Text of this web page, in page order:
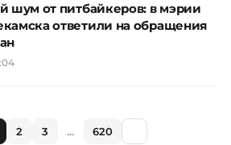
шум от питбайкеров: в мэрии
ответили на обращения
2 3 ... 620